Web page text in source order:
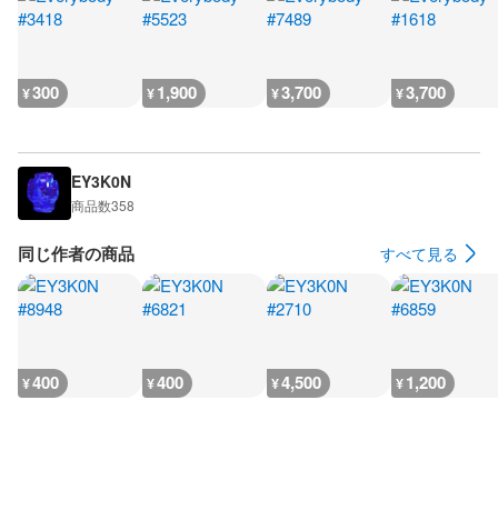
¥300 ¥1,900 ¥3,700 ¥3,700
EY3K0N
商品数358
同じ作者の商品 すべて見る
¥400 ¥400 ¥4,500 ¥1,200